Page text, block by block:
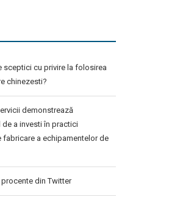
sceptici cu privire la folosirea
chinezesti?
demonstrează
de a investi în practici
a echipamentelor de
procente din Twitter